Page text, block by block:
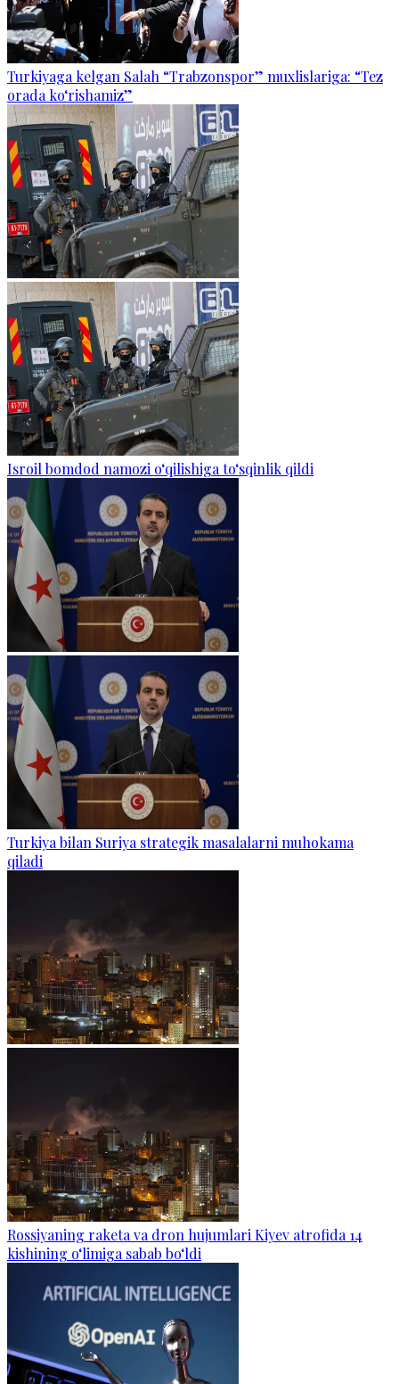
Turkiyaga kelgan Salah “Trabzonspor” muxlislariga: “Tez
orada ko‘rishamiz”
Isroil bomdod namozi o‘qilishiga to‘sqinlik qildi
Turkiya bilan Suriya strategik masalalarni muhokama
qiladi
Rossiyaning raketa va dron hujumlari Kiyev atrofida 14
kishining o‘limiga sabab bo‘ldi